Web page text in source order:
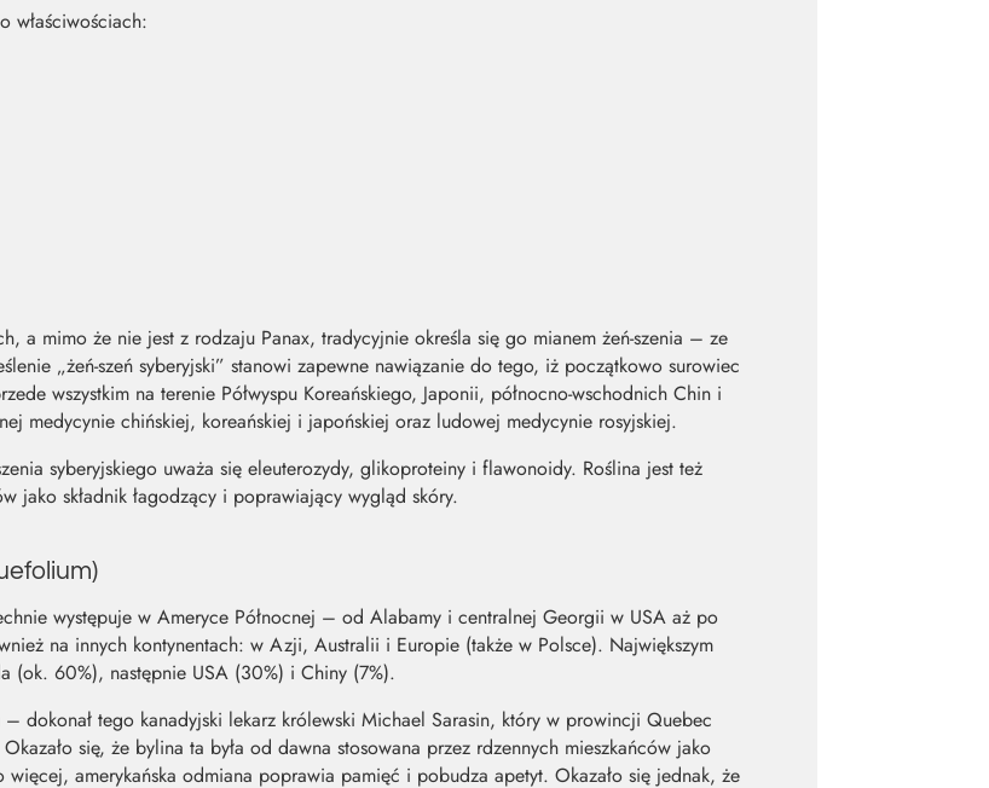
właściwościach:
a mimo że nie jest z rodzaju Panax, tradycyjnie określa się go mianem żeń-szenia – ze
„żeń-szeń syberyjski” stanowi zapewne nawiązanie do tego, iż początkowo surowiec
wszystkim na terenie Półwyspu Koreańskiego, Japonii, północno-wschodnich Chin i
medycynie chińskiej, koreańskiej i japońskiej oraz ludowej medycynie rosyjskiej.
syberyjskiego uważa się eleuterozydy, glikoproteiny i flawonoidy. Roślina jest też
jako składnik łagodzący i poprawiający wygląd skóry.
występuje w Ameryce Północnej – od Alabamy i centralnej Georgii w USA aż po
na innych kontynentach: w Azji, Australii i Europie (także w Polsce). Największym
(ok. 60%), następnie USA (30%) i Chiny (7%).
dokonał tego kanadyjski lekarz królewski Michael Sarasin, który w prowincji Quebec
się, że bylina ta była od dawna stosowana przez rdzennych mieszkańców jako
amerykańska odmiana poprawia pamięć i pobudza apetyt. Okazało się jednak, że